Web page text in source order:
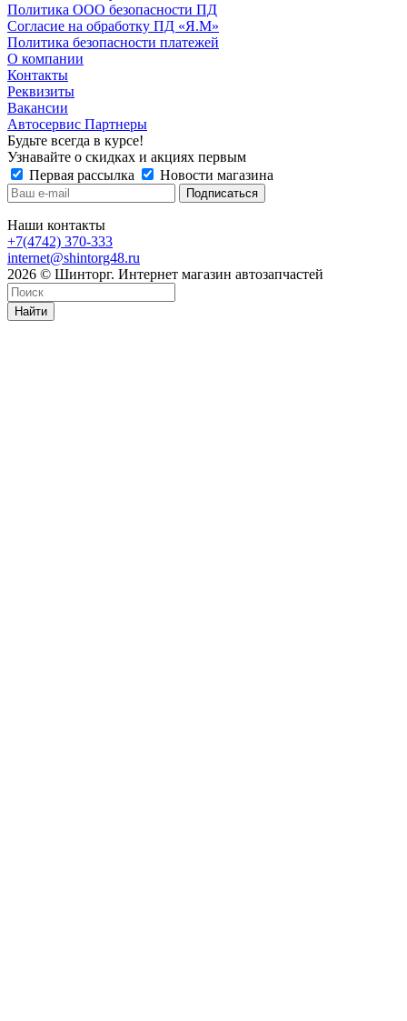
Политика ООО безопасности ПД
Согласие на обработку ПД «Я.М»
Политика безопасности платежей
О компании
Контакты
Реквизиты
Вакансии
Автосервис Партнеры
Будьте всегда в курсе!
Узнавайте о скидках и акциях первым
Первая рассылка
Новости магазина
Наши контакты
+7(4742) 370-333
internet@shintorg48.ru
2026 © Шинторг. Интернет магазин автозапчастей
Найти